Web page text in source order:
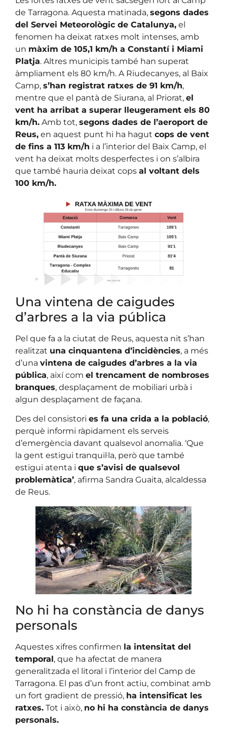
de Tarragona. Aquesta matinada, segons dades
del Servei Meteorològic de Catalunya, el
fenomen ha deixat ratxes molt intenses, amb
un màxim de 105,1 km/h a Constantí i Miami
Platja. Altres municipis també han superat
àmpliament els 80 km/h. A Riudecanyes, al Baix
Camp, s’han registrat ratxes de 91 km/h,
mentre que el pantà de Siurana, al Priorat, el
vent ha arribat a superar lleugerament els 80
km/h. Amb tot, segons dades de l’aeroport de
Reus, en aquest punt hi ha hagut cops de vent
de fins a 113 km/h i a l’interior del Baix Camp, el
vent ha deixat molts desperfectes i on s’albira
que també hauria deixat cops al voltant dels
100 km/h.
Una vintena de caigudes
d’arbres a la via pública
Pel que fa a la ciutat de Reus, aquesta nit s’han
realitzat una cinquantena d’incidències, a més
d’una vintena de caigudes d’arbres a la via
pública, així com el trencament de nombroses
branques, desplaçament de mobiliari urbà i
algun desplaçament de façana.
Des del consistori es fa una crida a la població,
perquè informi ràpidament els serveis
d’emergència davant qualsevol anomalia. ‘Que
la gent estigui tranquil·la, però que també
estigui atenta i que s’avisi de qualsevol
problemàtica’, afirma Sandra Guaita, alcaldessa
de Reus.
No hi ha constància de danys
personals
Aquestes xifres confirmen la intensitat del
temporal, que ha afectat de manera
generalitzada el litoral i l’interior del Camp de
Tarragona. El pas d’un front actiu, combinat amb
un fort gradient de pressió, ha intensificat les
ratxes. Tot i això, no hi ha constància de danys
personals.